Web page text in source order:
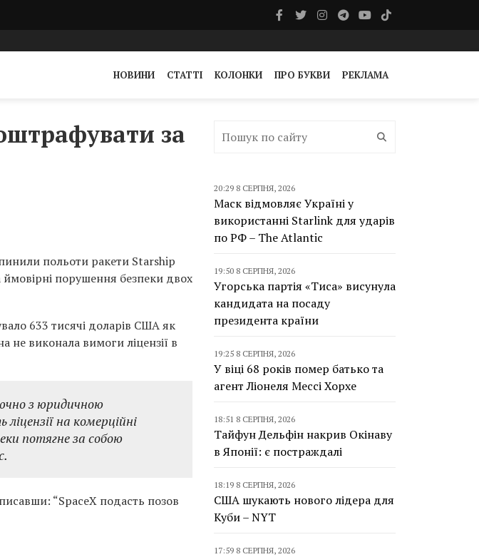
НОВИНИ СТАТТІ КОЛОНКИ ПРО БУКВИ РЕКЛАМА
за
польоти ракети Starship
порушення безпеки двох
633 тисячі доларів США як
не виконала вимоги ліцензії в
з юридичною
на комерційні
потягне за собою
“SpaceX подасть позов
20:29 8 СЕРПНЯ, 2026
Маск відмовляє Україні у
використанні Starlink для ударів
по РФ – The Atlantic
19:50 8 СЕРПНЯ, 2026
Угорська партія «Тиса» висунула
кандидата на посаду
президента країни
19:25 8 СЕРПНЯ, 2026
У віці 68 років помер батько та
агент Ліонеля Мессі Хорхе
18:51 8 СЕРПНЯ, 2026
Тайфун Дельфін накрив Окінаву
в Японії: є постраждалі
18:19 8 СЕРПНЯ, 2026
США шукають нового лідера для
Куби – NYT
17:59 8 СЕРПНЯ, 2026